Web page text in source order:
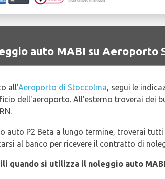
auto MABI su Aeroporto
all'Aeroporto di Stoccolma, segui le
dell'aeroporto. All'esterno troverai dei
auto P2 Beta a lungo termine, troverai tutti
al banco per ricevere il contratto di
quando si utilizza il noleggio auto